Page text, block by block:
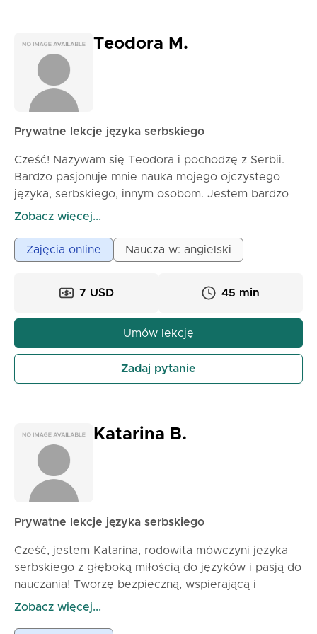
Teodora M.
Prywatne lekcje języka serbskiego
Cześć! Nazywam się Teodora i pochodzę z Serbii.
Bardzo pasjonuje mnie nauka mojego ojczystego
języka, serbskiego, innym osobom. Jestem bardzo
elastyczna, więc niezależnie od tego, czy
podróży, egzaminów czy po prostu na codzienną
rozmowę, możesz zarezerwować lekcję ze mną i
swój serbski! Mój styl nauczania jest bardziej
przestrzeń, w której moi uczniowie nie boją się
popełniać błędów. Nauczysz się obu alfabetów
serbskich, podstawowych umiejętności
konwersacyjnych, czytania oraz podstaw gramatyki
zanurzył się w języku.
Zobacz więcej...
Zajęcia online Naucza w: angielski
7 USD 45 min
Umów lekcję
Zadaj pytanie
Katarina B.
Prywatne lekcje języka serbskiego
Cześć, jestem Katarina, rodowita mówczyni języka
serbskiego z głęboką miłością do języków i pasją do
nauczania! Tworzę bezpieczną, wspierającą i
angażującą przestrzeń nauczania, gdzie możesz
Zobacz więcej...